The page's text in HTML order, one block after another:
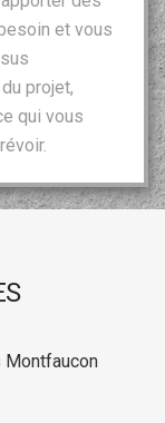
et vous
projet,
qui vous
Montfaucon